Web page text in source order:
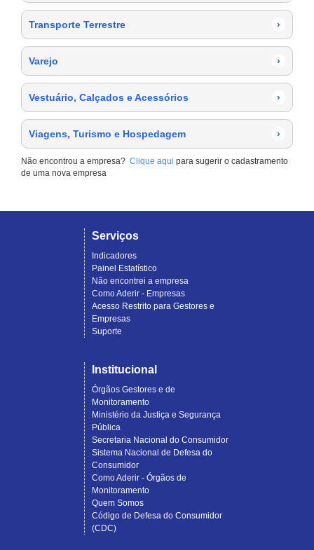
Transporte Terrestre ›
Varejo ›
Vestuário, Calçados e Acessórios ›
Viagens, Turismo e Hospedagem ›
Não encontrou a empresa? Clique aqui para sugerir o cadastramento
de uma nova empresa
Serviços
Indicadores
Painel Estatístico
Não encontrei a empresa
Como Aderir - Empresas
Acesso Restrito para Gestores e
Empresas
Suporte
Institucional
Órgãos Gestores e de
Monitoramento
Ministério da Justiça e Segurança
Pública
Secretaria Nacional do Consumidor
Sistema Nacional de Defesa do
Consumidor
Como Aderir - Órgãos de
Monitoramento
Quem Somos
Código de Defesa do Consumidor
(CDC)